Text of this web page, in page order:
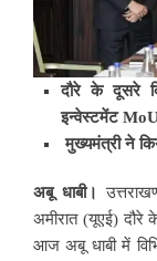
दौरे के दूसरे
इन्वेस्टमेंट
मुख्यमंत्री ने
अबू धाबी।
अमीरात (यूएई) दौरे
आज अबू धाबी में